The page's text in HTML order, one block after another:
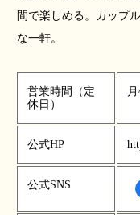
間で楽しめる。カップ
な一軒。
営業時間（定
休日）
公式HP
公式SNS